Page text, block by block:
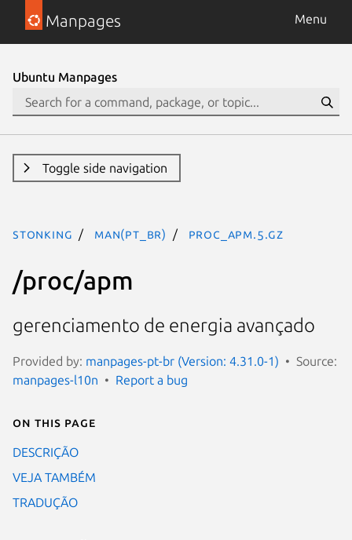
Manpages Menu
Ubuntu Manpages
Toggle side navigation
stonking man(pt_BR) proc_apm.5.gz
/proc/apm
gerenciamento de energia avançado
Provided by: manpages-pt-br (Version: 4.31.0-1)
Source:
manpages-l10n
Report a bug
On this page
DESCRIÇÃO
VEJA TAMBÉM
TRADUÇÃO